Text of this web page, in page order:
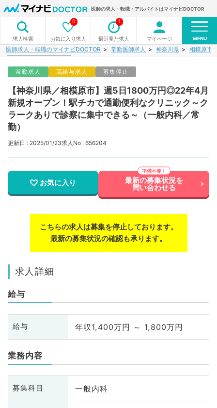
医師の求人・転職・アルバイトはマイナビDOCTOR
求人検索 お気に入り求人
0
最近見た求人
1
マイページ MENU
医師求人・転職のマイナビDOCTOR 常勤医師求人 神奈川県 相模原市
常勤求人 高給与求人 募集停止
【神奈川県／相模原市】週5日1800万円◎22年4月
新規オープン！駅チカで通勤便利なクリニック～ク
ラークありで診察に集中できる～（一般内科／常
勤）
更新日 : 2025/01/23求人No : 656204
お気に入り 最新の募集状況を
問い合わせる
こちらの求人は募集を停止しております。
最新の募集状況の確認も承ります。
求人詳細
給与
給与 年収1,400万円 ～ 1,800万円
業務内容
募集科目 一般内科